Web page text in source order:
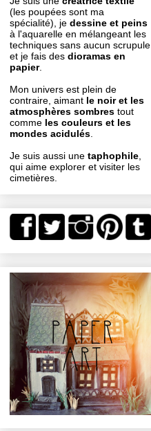
(les poupées sont ma
spécialité), je dessine et peins
à l'aquarelle en mélangeant les
techniques sans aucun scrupule
et je fais des dioramas en
papier.
Mon univers est plein de
contraire, aimant le noir et les
atmosphères sombres tout
comme les couleurs et les
mondes acidulés
Je suis aussi une taphophile
qui aime explorer et visiter les
cimetières.